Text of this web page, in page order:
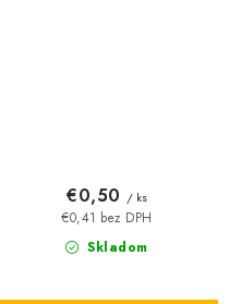
Skladom
€0,41 bez DPH
€0,50 / ks